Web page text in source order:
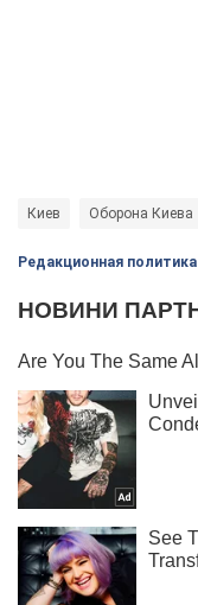
Киев Оборона Киева
Редакционная политика